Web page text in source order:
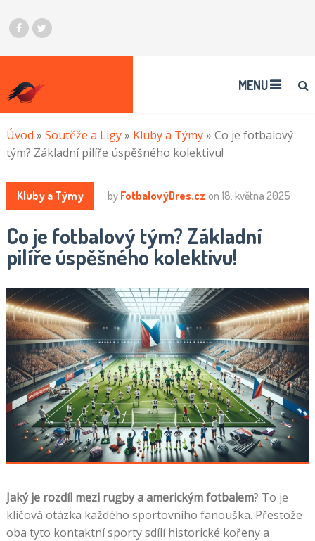
MENU
Úvod » Soutěže a Ligy» Kluby a Týmy» Co je fotbalový
tým? Základní pilíře úspěšného kolektivu!
Kluby a Týmy by FotbalovýDres.cz on 18. května 2025
Co je fotbalový tým? Základní
pilíře úspěšného kolektivu!
Jaký je rozdíl mezi rugby a americkým fotbalem? To je
klíčová otázka každého sportovního fanouška. Přestože
oba tyto kontaktní sporty sdílí historické kořeny a